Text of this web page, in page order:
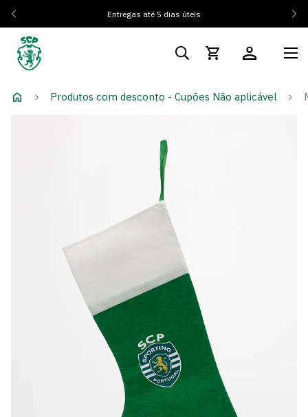
Entregas até 5 dias úteis
Produtos com desconto - Cupões Não aplicável